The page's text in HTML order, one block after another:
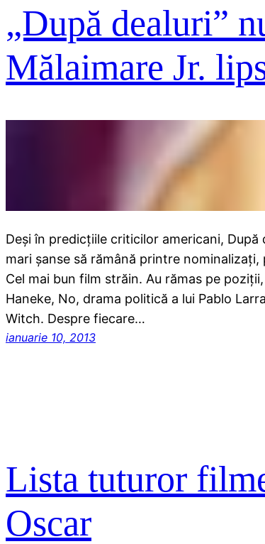
„După dealuri”
Mălaimare Jr.
Deşi în predicţiile criticilor americani, După
mari şanse să rămână printre
Cel mai bun film străin. Au rămas pe
Haneke, No, drama politică a lui Pablo
Witch. Despre fiecare…
ianuarie 10, 2013
Lista tuturor
Oscar